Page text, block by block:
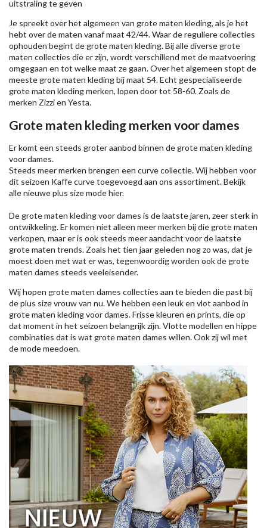
uitstraling te geven
Je spreekt over het algemeen van grote maten kleding, als je het
hebt over de maten vanaf maat 42/44. Waar de reguliere collecties
ophouden begint de grote maten kleding. Bij alle diverse grote
maten collecties die er zijn, wordt verschillend met de maatvoering
omgegaan en tot welke maat ze gaan. Over het algemeen stopt de
meeste grote maten kleding bij maat 54. Echt gespecialiseerde
grote maten kleding merken, lopen door tot 58-60. Zoals de
merken Zizzien Yesta.
Grote maten kleding merken voor dames
Er komt een steeds groter aanbod binnen de grote maten kleding
voor dames.
Steeds meer merken brengen een curve collectie. Wij hebben voor
dit seizoen Kaffecurve toegevoegd aan ons assortiment. Bekijk
alle nieuweplus size modehier.
De grote maten kleding voor dames is de laatste jaren, zeer sterk in
ontwikkeling. Er komen niet alleen meer merken bij die grote maten
verkopen, maar er is ook steeds meer aandacht voor de laatste
grote maten trends. Zoals het tien jaar geleden nog zo was, dat je
moest doen met wat er was, tegenwoordig worden ook de grote
maten dames steeds veeleisender.
Wij hopen grote maten dames collecties aan te bieden die past bij
de plus size vrouw van nu. We hebben een leuk en vlot aanbod in
grote maten kleding voor dames. Frisse kleuren en prints, die op
dat moment in het seizoen belangrijk zijn. Vlotte modellen en hippe
combinaties dat is wat grote maten dames willen. Ook zij wil met
de mode meedoen.